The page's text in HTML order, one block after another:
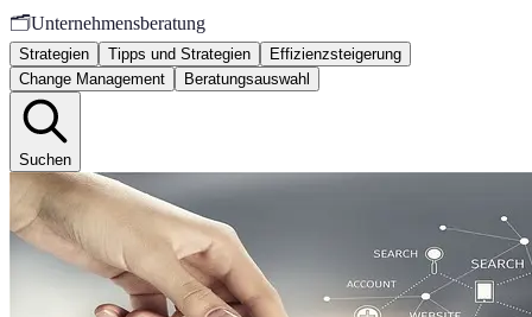
🗂️Unternehmensberatung
Strategien Tipps und Strategien
Effizienzsteigerung
Change Management
Beratungsauswahl
Suchen